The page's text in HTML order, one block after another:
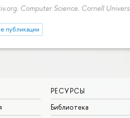
Computer Science. Cornell
публикации
РЕСУРСЫ
Библиотека